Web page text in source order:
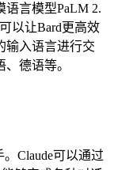
言模型PaLM 2.
以让Bard更高效
输入语言进行交
德语等。
Claude可以通过